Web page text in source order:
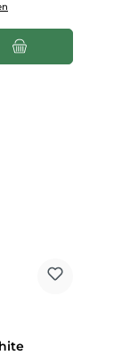
oder benutze die